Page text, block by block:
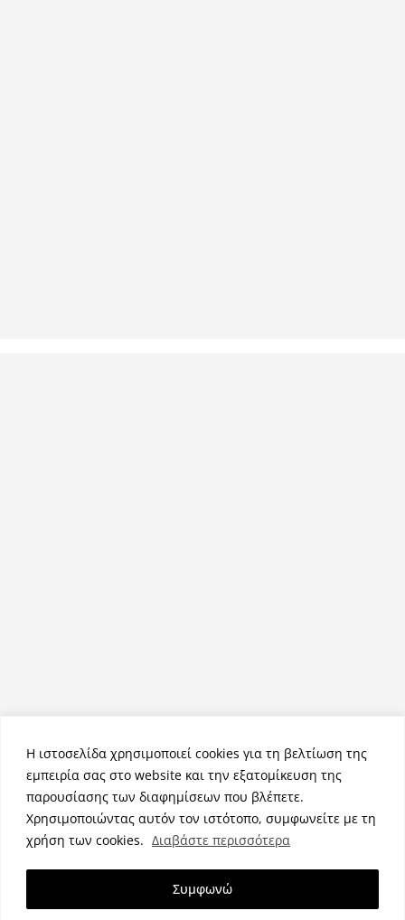
Η ιστοσελίδα χρησιμοποιεί cookies για τη βελτίωση της
εμπειρία σας στο website και την εξατομίκευση της
παρουσίασης των διαφημίσεων που βλέπετε.
Χρησιμοποιώντας αυτόν τον ιστότοπο, συμφωνείτε με τη
χρήση των cookies. Διαβάστε περισσότερα
Συμφωνώ
Πνευματικά Δικαιώματα © 2026NemeaPress. Τα πνευματικά
δικαιώματα προστατεύονται.
Θέμα:ColorMagαπό ThemeGrill. Κατασκευασμένο με
WordPress